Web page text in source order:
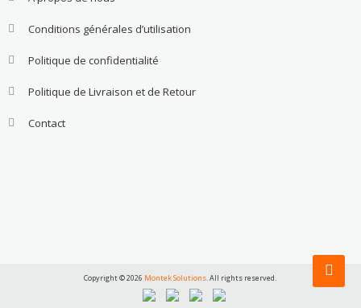
Conditions générales d’utilisation
Politique de confidentialité
Politique de Livraison et de Retour
Contact
Copyright © 2026 Montek Solutions. All rights reserved.